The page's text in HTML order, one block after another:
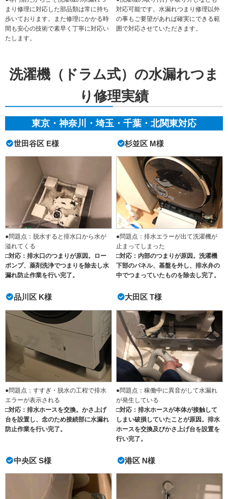
まり修理に対応した部品類は常に持ち
歩いております。また修理にかかる時
間も安心の技術で素早く丁寧に対応い
たします。
対応可能です。水漏れつまり修理以外
の事もご要望があれば確実にできる範
囲で対応させていただきます。
洗濯機（ドラム式）の水漏れつま
り修理実績
東京・神奈川・埼玉・千葉・北関東対応
世田谷区 E様
●問題点：脱水すると排水口から水が
溢れてくる
□対応：排水口のつまりが原因。ロー
ポンプ、薬剤洗浄でつまりを除去し水
漏れ防止作業を行い完了。
杉並区 M様
●問題点：排水エラーが出て洗濯機が
止まってしまった
□対応：内部のつまりが原因。洗濯機
下部のパネル、基盤を外し、排水弁の
中でつまっていたものを除去し完了。
品川区 K様
●問題点：すすぎ・脱水の工程で排水
エラーが表示される
□対応：排水ホースを交換。かさ上げ
台を設置し、念のため接続部に水漏れ
防止作業を行い完了。
大田区 T様
●問題点：稼働中に異音がして水漏れ
が発生している
□対応：排水ホースが本体が接触して
しまい破損していたことが原因。排水
ホースを交換及びかさ上げ台を設置を
行い完了。
中央区 S様 港区 N様